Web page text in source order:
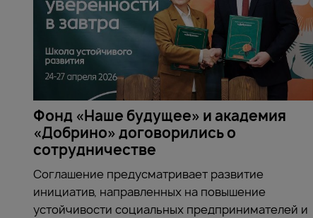
Фонд «Наше будущее» и академия
«Добрино» договорились о
сотрудничестве
Соглашение предусматривает развитие
инициатив, направленных на повышение
устойчивости социальных предпринимателей и